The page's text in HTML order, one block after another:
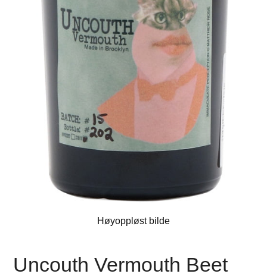
Høyoppløst bilde
Uncouth Vermouth Beet